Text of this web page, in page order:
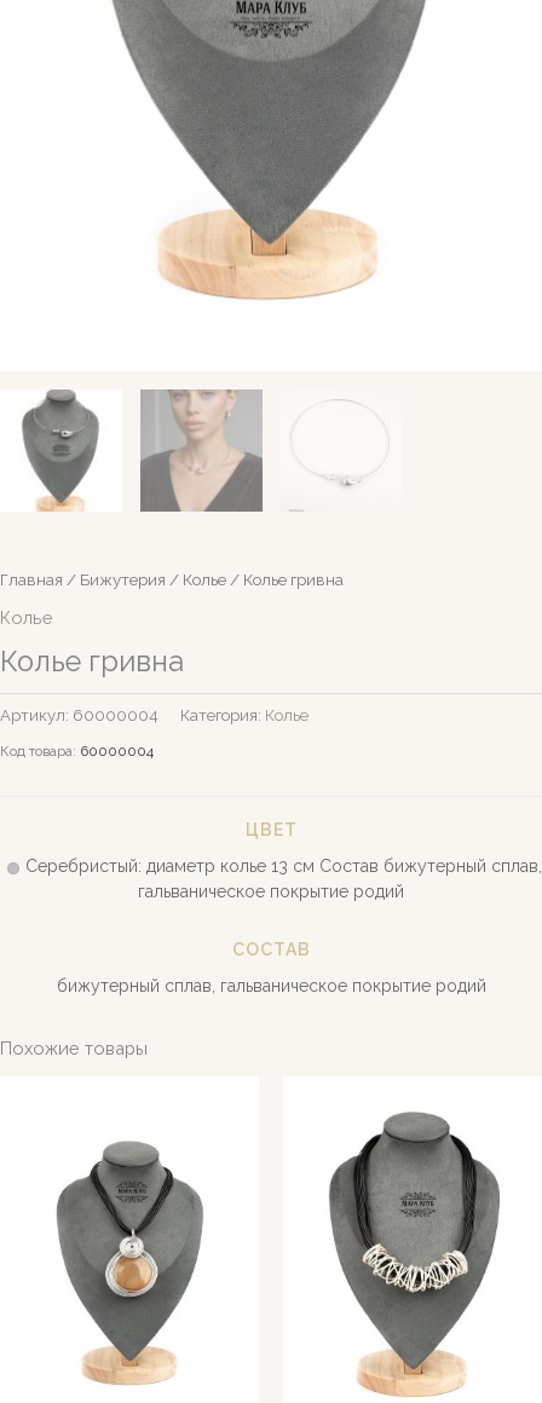
Главная / Бижутерия / Колье / Колье гривна
Колье
Колье гривна
Артикул: 60000004 Категория: Колье
Код товара: 60000004
ЦВЕТ
Серебристый: диаметр колье 13 см Состав бижутерный сплав,
гальваническое покрытие родий
СОСТАВ
бижутерный сплав, гальваническое покрытие родий
Похожие товары